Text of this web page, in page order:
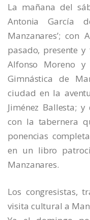
La mañana del
Antonia García
Manzanares’; con
pasado, presente
Alfonso Moreno
Gimnástica de
ciudad en la
Jiménez Ballesta; y
con la tabernera
ponencias
en un libro
Manzanares.
Los congresistas,
visita cultural a